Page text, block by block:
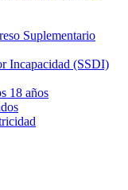
Suplementario
Incapacidad (SSDI)
18 años